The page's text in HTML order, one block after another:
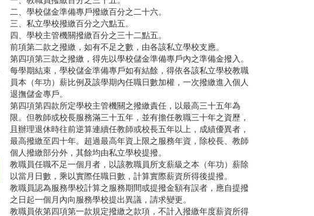
二、學校儲金準備專戶撥繳百分之二十六。
三、私立學校撥繳百分之六點五。
四、學校主管機關撥繳百分之三十二點五。
前項第二款之撥繳，如有不足之數，由各該私立學校支應。
第四項第三款之撥繳，得先以學校儲金準備專戶內之準備金撥入。
每學期結束，學校儲金準備專戶如有結餘，得依各該私立學校教職
員本（年功）薪比例及該學期內任職日數加權，一次撥繳進入個人
退撫儲金專戶。
第四項第四款所定學校主管機關之撥繳責任，以最高三十五年為
限。但教師或校長服務滿三十五年，並有擔任教職三十年之資歷，
且辦理退休時往前逆算連續任教師或校長五年以上，成績優異者，
最高撥繳至四十年。超過最高年資上限之服務年資，除校長、教師
個人撥繳部分外，其餘均由私立學校提撥。
教職員任職不足一個月者，以該教職員所支薪級之本（年功）薪除
以當月日數，乘以實際任職日數，計算實際薪資所得後提撥。
教職員認為服務學校計算之服務期間或提撥金額有誤者，應自提撥
之日起一個月內向服務學校提出異議，請求變更。
教職員依第四項第一款規定撥繳之款項，不計入撥繳年度薪資所得